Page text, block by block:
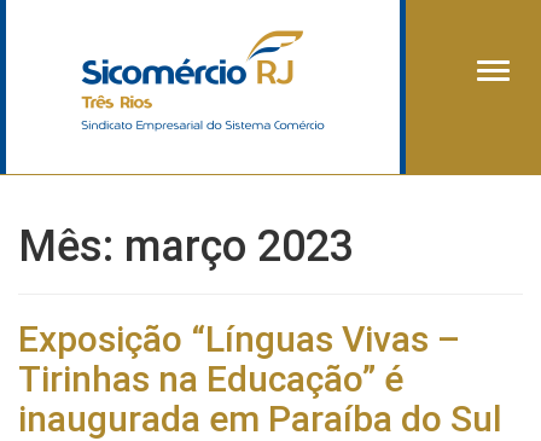
Mês: março 2023
Exposição “Línguas Vivas –
Tirinhas na Educação” é
inaugurada em Paraíba do Sul